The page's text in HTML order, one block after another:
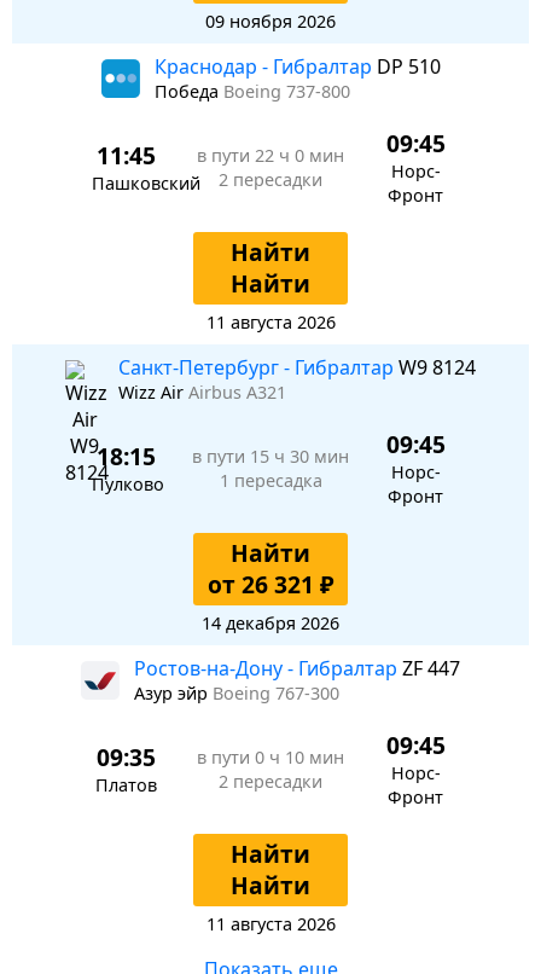
09 ноября 2026
Краснодар - Гибралтар DP 510
Победа Boeing 737-800
11:45
Пашковский
в пути 22 ч 0 мин
2 пересадки
09:45
Норс-
Фронт
Найти
Найти
11 августа 2026
Санкт-Петербург - Гибралтар W9 8124
Wizz Air Airbus A321
18:15
Пулково
в пути 15 ч 30 мин
1 пересадка
09:45
Норс-
Фронт
Найти
от 26 321 ₽
14 декабря 2026
Ростов-на-Дону - Гибралтар ZF 447
Азур эйр Boeing 767-300
09:35
Платов
в пути 0 ч 10 мин
2 пересадки
09:45
Норс-
Фронт
Найти
Найти
11 августа 2026
Показать еще